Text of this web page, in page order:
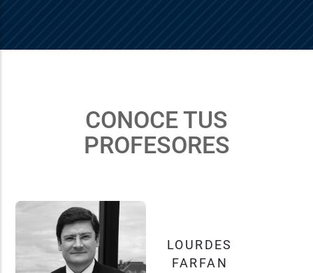
CONOCE TUS
PROFESORES